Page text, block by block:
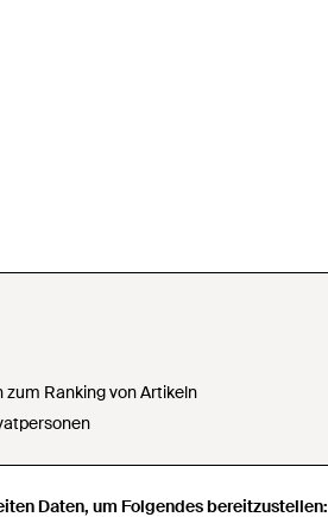
Daten, um Folgendes bereitzustellen:
Ranking von Artikeln